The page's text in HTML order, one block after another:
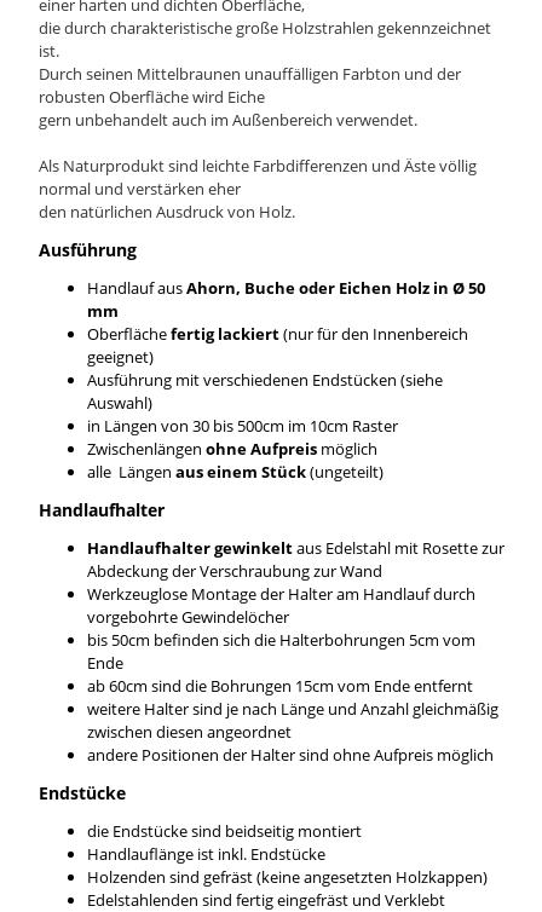
die durch charakteristische große Holzstrahlen gekennzeichnet
ist.
Durch seinen Mittelbraunen unauffälligen Farbton und der
robusten Oberfläche wird Eiche
gern unbehandelt auch im Außenbereich verwendet.
Als Naturprodukt sind leichte Farbdifferenzen und Äste völlig
normal und verstärken eher
den natürlichen Ausdruck von Holz.
Ausführung
Handlauf ausAhorn, Buche oder Eichen Holz in Ø 50
mm
Oberflächefertig lackiert(nur für den Innenbereich
geeignet)
Ausführung mit verschiedenen Endstücken (siehe
Auswahl)
in Längen von 30 bis 500cm im 10cm Raster
Zwischenlängen ohne Aufpreis möglich
alle Längen aus einem Stück(ungeteilt)
Handlaufhalter
Handlaufhalter gewinkeltaus Edelstahl mit Rosette zur
Abdeckung der Verschraubung zur Wand
Werkzeuglose Montage der Halter am Handlauf durch
vorgebohrte Gewindelöcher
bis 50cm befinden sich die Halterbohrungen 5cm vom
Ende
ab 60cm sind die Bohrungen 15cm vom Ende entfernt
weitere Halter sind je nach Länge und Anzahl gleichmäßig
zwischen diesen angeordnet
andere Positionen der Halter sind ohne Aufpreis möglich
Endstücke
die Endstücke sind beidseitig montiert
Handlauflänge ist inkl. Endstücke
Holzenden sind gefräst (keine angesetzten Holzkappen)
Edelstahlenden sind fertig eingefräst und Verklebt